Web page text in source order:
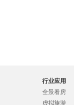
行业应用
全景看房
虚拟旅游